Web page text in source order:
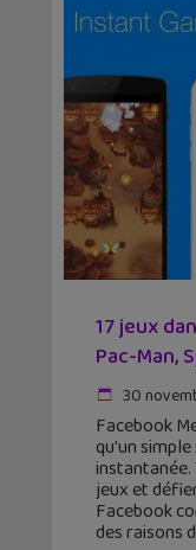
17 jeux
Pac-Man,
30
Facebook
qu'un
instantanée.
jeux et
Facebook
des raisons